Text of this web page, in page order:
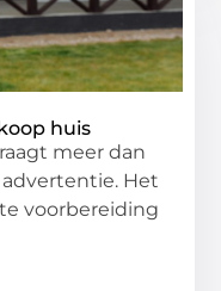
huis
meer dan
Het
voorbereiding